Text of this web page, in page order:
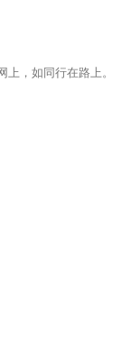
，如同行在路上。